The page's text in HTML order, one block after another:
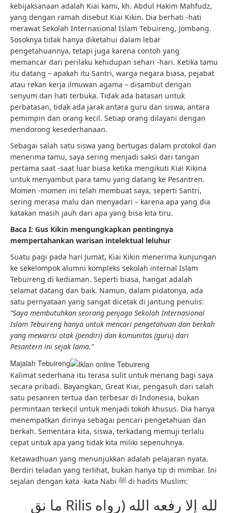
kebijaksanaan adalah Kiai kami, kh. Abdul Hakim Mahfudz,
yang dengan ramah disebut Kiai Kikin. Dia berhati -hati
merawat Sekolah Internasional Islam Tebuireng, Jombang.
Sosoknya tidak hanya diketahui dalam lebar
pengetahuannya, tetapi juga karena contoh yang
memancar dari perilaku kehidupan sehari -hari. Ketika tamu
itu datang – apakah itu Santri, warga negara biasa, pejabat
atau rekan kerja ilmuwan agama – disambut dengan
senyum dan hati terbuka. Tidak ada batasan untuk
perbatasan, tidak ada jarak antara guru dan siswa, antara
pemimpin dan orang kecil. Setiap orang dilayani dengan
mendorong kesederhanaan.
Sebagai salah satu siswa yang bertugas dalam protokol dan
menerima tamu, saya sering menjadi saksi dari tangan
pertama saat -saat luar biasa ketika mengikuti Kiai Kikina
untuk menyambut para tamu yang datang ke Pesantren.
Momen -momen ini telah membuat saya, seperti Santri,
sering merasa malu dan menyadari – karena apa yang dia
katakan masih jauh dari apa yang bisa kita tiru.
Baca I: Gus Kikin mengungkapkan pentingnya
mempertahankan warisan intelektual leluhur
Suatu pagi pada hari Jumat, Kiai Kikin menerima kunjungan
ke sekelompok alumni kompleks sekolah internal Islam
Tebuireng di kediaman. Seperti biasa, hangat adalah
selamat datang dan baik. Namun, dalam pidatonya, ada
satu pernyataan yang sangat dicetak di jantung penulis:
“Saya membutuhkan seorang penjaga Sekolah Internasional
Islam Tebuireng hanya untuk mencari pengetahuan dan berkah
yang mewarisi otak (pendiri) dan komunitas (guru) dari
Pesantern ini sejak lama.”
Majalah Tebuireng
Kalimat sederhana itu terasa sulit untuk menang bagi saya
secara pribadi. Bayangkan, Great Kiai, pengasuh dari salah
satu pesanren tertua dan terbesar di Indonesia, bukan
permintaan terkecil untuk menjadi tokoh khusus. Dia hanya
menempatkan dirinya sebagai pencari pengetahuan dan
berkah. Sementara kita, siswa, terkadang memuji terlalu
cepat untuk apa yang tidak kita miliki sepenuhnya.
Ketawadhuan yang menunjukkan adalah pelajaran nyata.
Berdiri teladan yang terlihat, bukan hanya tip di mimbar. Ini
sejalan dengan kata -kata Nabi ﷺ di hadits Muslim:
ما نق Rilis لله إلا رفعه الله (رواه